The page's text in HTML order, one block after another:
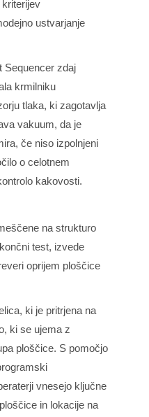
ustvarjanje
Sequencer zdaj
krmilniku
tlaka, ki zagotavlja
vakuum, da je
če niso izpolnjeni
o celotnem
kakovosti.
na strukturo
test, izvede
oprijem ploščice
ki je pritrjena na
ki se ujema z
ploščice. S pomočjo
vnesejo ključne
in lokacije na